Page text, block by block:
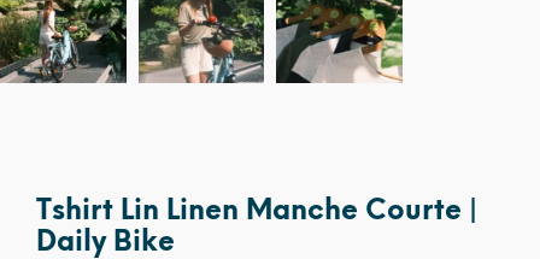
Tshirt Lin Linen Manche Courte |
Daily Bike